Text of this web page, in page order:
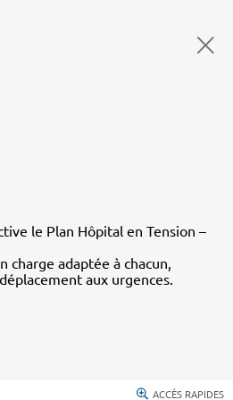
le Plan Hôpital en Tension –
charge adaptée à chacun,
aux urgences.
ACCÈS RAPIDES